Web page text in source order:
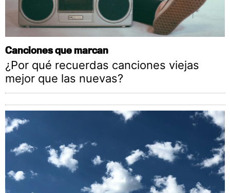
Canciones que marcan
¿Por qué recuerdas canciones viejas
mejor que las nuevas?